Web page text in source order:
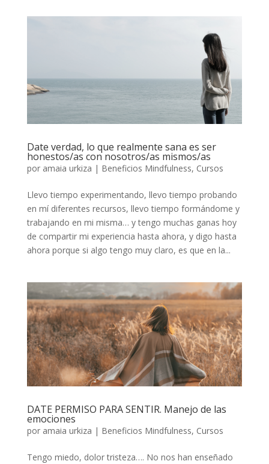
Date verdad, lo que realmente sana es ser
honestos/as con nosotros/as mismos/as
por amaia urkiza | Beneficios Mindfulness, Cursos
Llevo tiempo experimentando, llevo tiempo probando
en mí diferentes recursos, llevo tiempo formándome y
trabajando en mi misma… y tengo muchas ganas hoy
de compartir mi experiencia hasta ahora, y digo hasta
ahora porque si algo tengo muy claro, es que en la...
DATE PERMISO PARA SENTIR. Manejo de las
emociones
por amaia urkiza | Beneficios Mindfulness, Cursos
Tengo miedo, dolor tristeza…. No nos han enseñado